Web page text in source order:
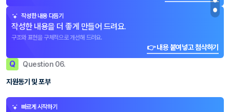
작성한 내용 다듬기
작성한 내용을 더 좋게 만들어 드려요.
구조와 표현을 구체적으로 개선해 드려요.
👉 내용 붙여넣고 첨삭하기
Q Question 06.
지원동기 및 포부
빠르게 시작하기